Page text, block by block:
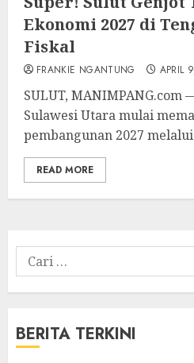
Ekonomi 2027 di
Fiskal
FRANKIE NGANTUNG APRIL
SULUT,
Sulawesi Utara mulai
pembangunan 2027
READ MORE
Cari
untuk:
BERITA TERKINI